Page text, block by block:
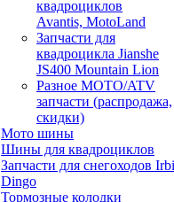
квадроциклов
Avantis, MotoLand
Запчасти для
квадроцикла Jianshe
JS400 Mountain Lion
Разное МОТО/ATV
запчасти (распродажа,
скидки)
Мото шины
Шины для квадроциклов
Запчасти для снегоходов
Dingo
Тормозные колодки